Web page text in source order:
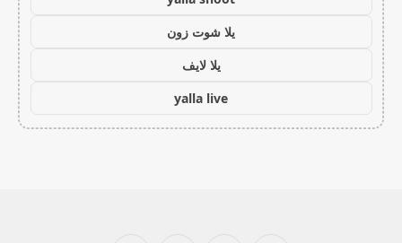
يلا شوت زون
يلا لايف
yalla live